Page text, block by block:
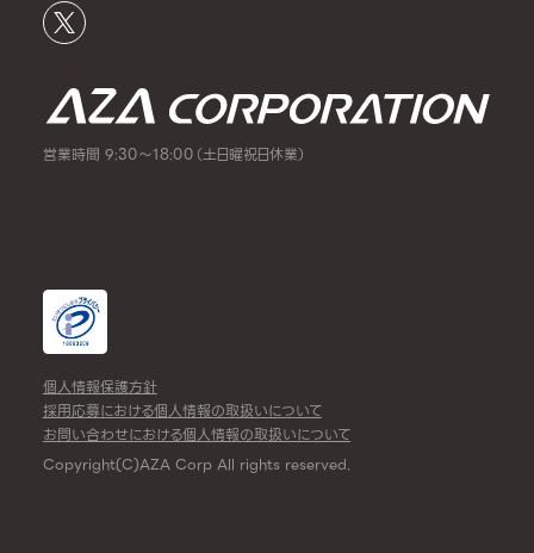
営業時間 9:30～18:00（土日曜祝日休業）
個人情報保護方針
採用応募における個人情報の取扱いについて
お問い合わせにおける個人情報の取扱いについて
Copyright(C)AZA Corp All rights reserved.